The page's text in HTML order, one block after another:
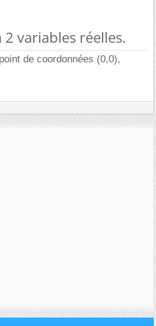
2 variables réelles.
de coordonnées (0,0),